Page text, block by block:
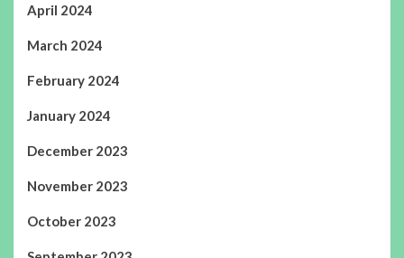
April 2024
March 2024
February 2024
January 2024
December 2023
November 2023
October 2023